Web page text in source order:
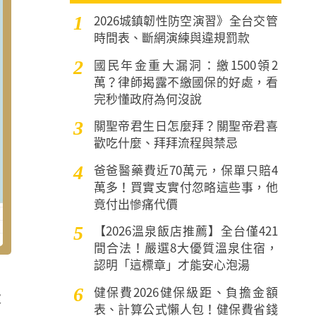
1
2026城鎮韌性防空演習》全台交管
時間表、斷網演練與違規罰款
2
國民年金重大漏洞：繳1500領2
萬？律師揭露不繳國保的好處，看
完秒懂政府為何沒說
3
關聖帝君生日怎麼拜？關聖帝君喜
歡吃什麼、拜拜流程與禁忌
4
爸爸醫藥費近70萬元，保單只賠4
萬多！買實支實付忽略這些事，他
竟付出慘痛代價
5
【2026溫泉飯店推薦】全台僅421
間合法！嚴選8大優質溫泉住宿，
認明「這標章」才能安心泡湯
6
健保費2026健保級距、負擔金額
表、計算公式懶人包！健保費省錢